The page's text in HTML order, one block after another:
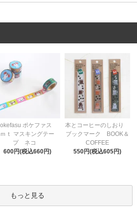
ポケファス
ｍｔ マスキングテー
プ ネコ
600円(税込660円)
本とコーヒーのしおり
ブックマーク BOOK＆
COFFEE
550円(税込605円)
もっと見る